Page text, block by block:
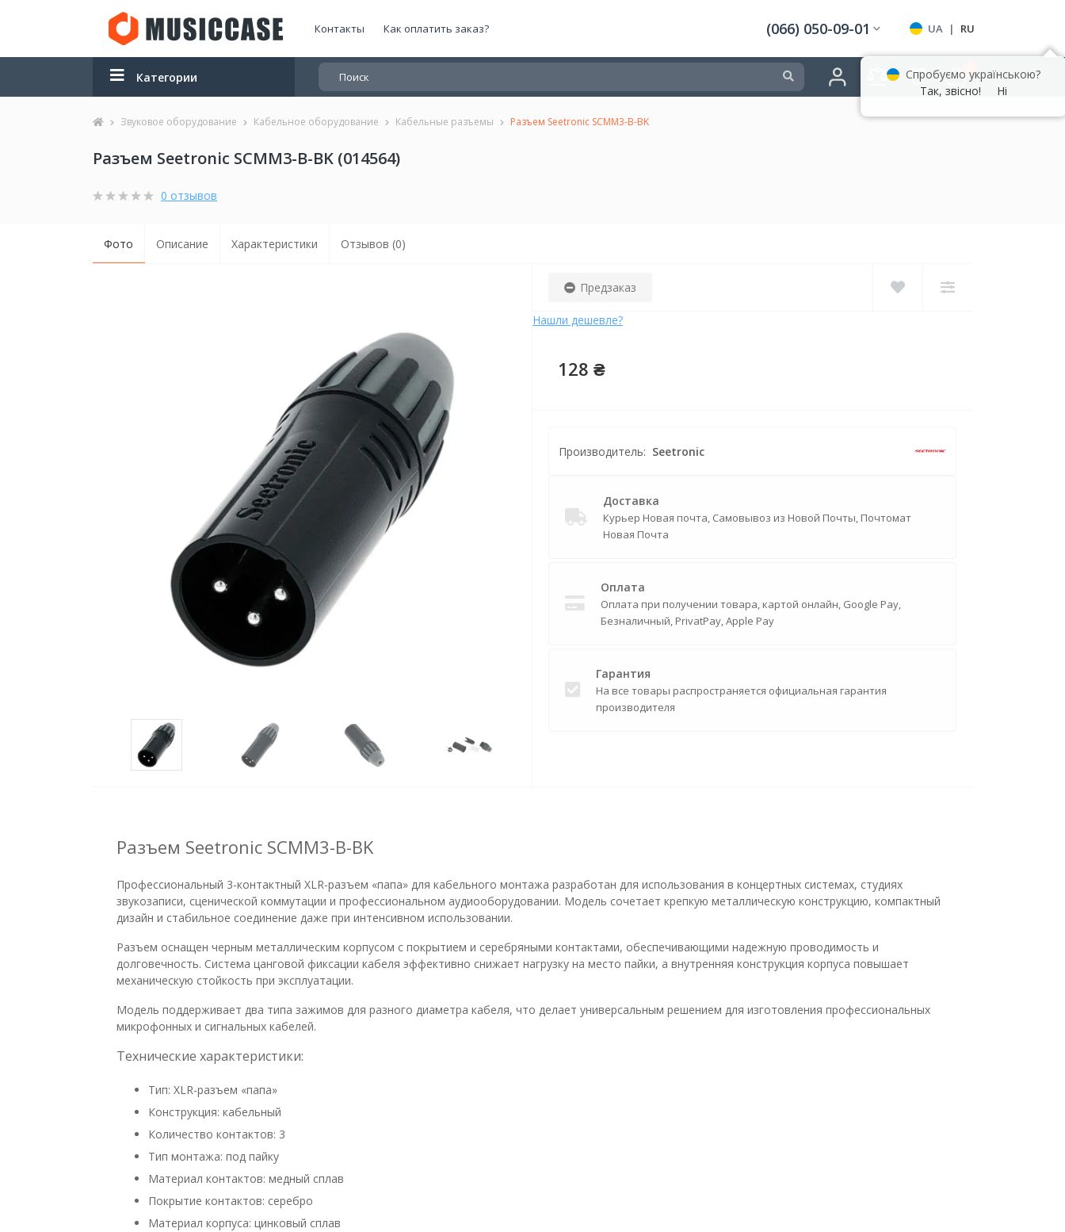
Контакты Как оплатить заказ? (066) 050-09-01 UA | RU
Категории
Звуковое оборудование Кабельное оборудование Кабельные разъемы Разъем Seetronic SCMM3-B-BK
Разъем Seetronic SCMM3-B-BK (014564)
0 отзывов
Фото Описание Характеристики Отзывов (0)
Предзаказ
Нашли дешевле?
128 ₴
Производитель: Seetronic
Доставка
Курьер Новая почта, Самовывоз из Новой Почты, Почтомат
Новая Почта
Оплата
Оплата при получении товара, картой онлайн, Google Pay,
Безналичный, PrivatPay, Apple Pay
Гарантия
На все товары распространяется официальная гарантия
производителя
Разъем Seetronic SCMM3-B-BK
Профессиональный 3-контактный XLR-разъем «папа» для кабельного монтажа разработан для использования в концертных системах, студиях
звукозаписи, сценической коммутации и профессиональном аудиооборудовании. Модель сочетает крепкую металлическую конструкцию, компактный
дизайн и стабильное соединение даже при интенсивном использовании.
Разъем оснащен черным металлическим корпусом с покрытием и серебряными контактами, обеспечивающими надежную проводимость и
долговечность. Система цанговой фиксации кабеля эффективно снижает нагрузку на место пайки, а внутренняя конструкция корпуса повышает
механическую стойкость при эксплуатации.
Модель поддерживает два типа зажимов для разного диаметра кабеля, что делает универсальным решением для изготовления профессиональных
микрофонных и сигнальных кабелей.
Технические характеристики:
Тип: XLR-разъем «папа»
Конструкция: кабельный
Количество контактов: 3
Тип монтажа: под пайку
Материал контактов: медный сплав
Покрытие контактов: серебро
Материал корпуса: цинковый сплав
Спробуємо українською?
Так, звісно!
Ні